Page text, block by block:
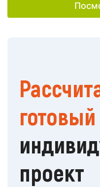
готовый
проект